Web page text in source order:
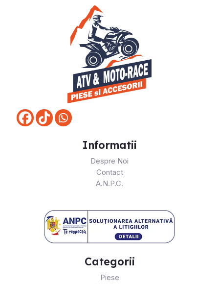
Informatii
Despre Noi
Contact
A.N.P.C.
Categorii
Piese